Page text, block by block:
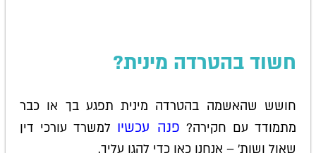
חשוד בהטרדה מינית?
חושש שהאשמה בהטרדה מינית תפגע בך או כבר
מתמודד עם חקירה? פנה עכשיו למשרד עורכי דין
שאול ושות' – אנחנו כאן כדי להגן עליך.